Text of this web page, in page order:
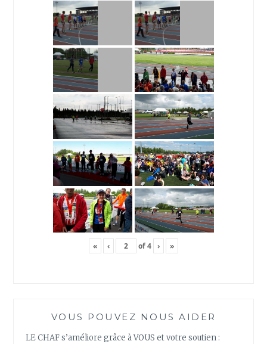
« ‹ of4 › »
VOUS POUVEZ NOUS AIDER
LE CHAF s’améliore grâce à VOUS et votre soutien :